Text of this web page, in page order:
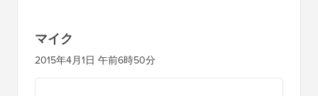
マイク
2015年4月1日 午前6時50分